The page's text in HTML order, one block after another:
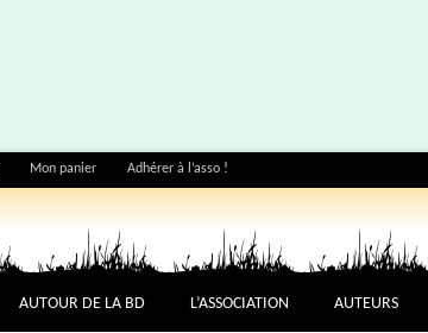
Mon panier Adhérer à l’asso !
AUTOUR DE LA BD L’ASSOCIATION AUTEURS